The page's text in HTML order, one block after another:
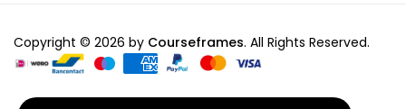
Copyright © 2026 by Courseframes. All Rights Reserved.